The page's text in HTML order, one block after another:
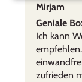
gerne
Mirjam
Geniale
Ich kann
zufrieden